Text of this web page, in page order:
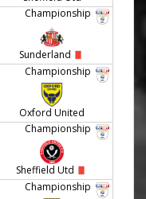
Championship
Sunderland
Championship
Oxford United
Championship
Sheffield Utd
Championship